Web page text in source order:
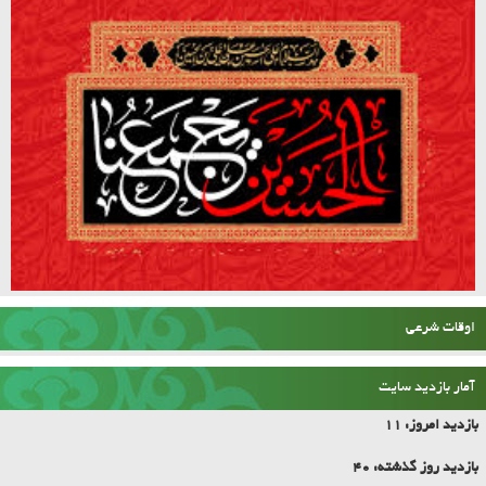
اوقات شرعی
آمار بازدید سایت
بازدید امروز: 11
بازدید روز گذشته: 40